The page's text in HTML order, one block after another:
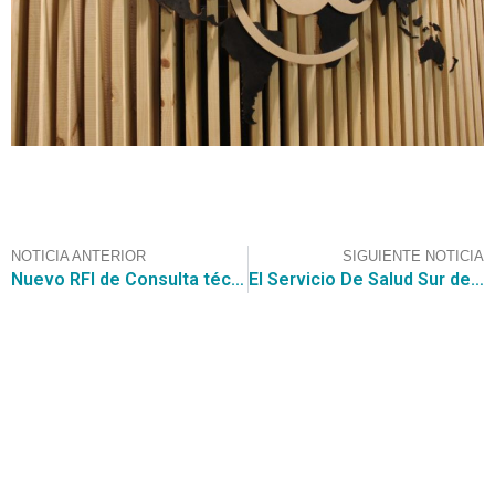
NOTICIA ANTERIOR
Nuevo RFI de Consulta técnica para Convenio Marco de licencias de Ofimática
SIGUIENTE NOTICIA
El Servicio De Salud Sur del Hospital Sanatorio El Pino busca oferentes para la Adquisición de Bajadas de Infusión Básicas